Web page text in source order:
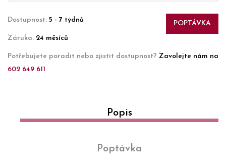
POPTÁVKA
Dostupnost: 5 - 7 týdnů
Záruka: 24 měsíců
Potřebujete poradit nebo zjistit dostupnost? Zavolejte nám na
602 649 611
Popis
Poptávka